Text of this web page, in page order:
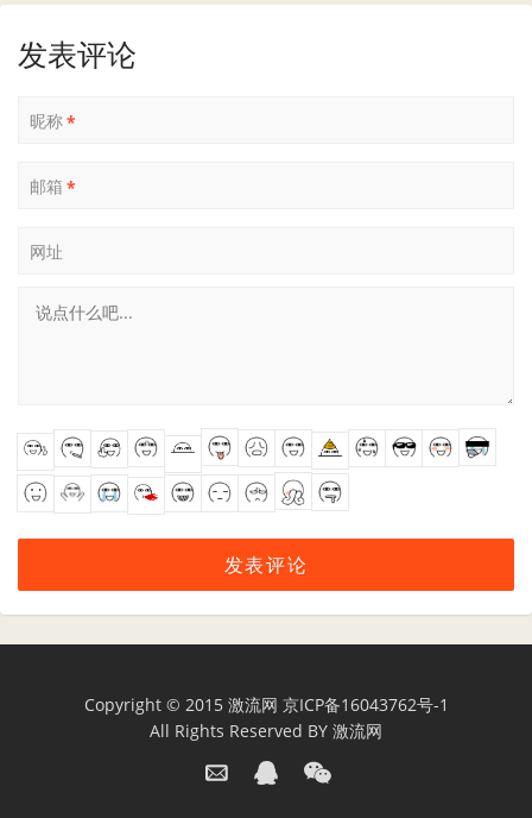
发表评论
昵称*
邮箱 *
网址
Copyright © 2015 激流网 京ICP备16043762号-1
All Rights Reserved BY 激流网